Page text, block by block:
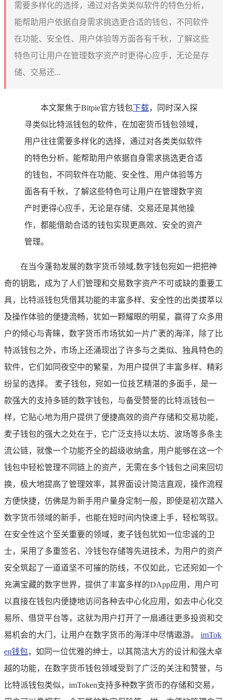
需要多样化的选择，通过对各类类似软件的特色分析，
能帮助用户依据自身需求挑选更合适的钱包，不同软件
在功能、安全性、用户体验等方面各有千秋，了解这些
特色可让用户在管理数字资产时更得心应手，无论是存
储、交易还...
本文聚焦于Bitpie官方钱包下载，同时深入探
寻类似比特派钱包的软件，在加密货币钱包领域，
用户往往需要多样化的选择，通过对各类类似软件
的特色分析，能帮助用户依据自身需求挑选更合适
的钱包，不同软件在功能、安全性、用户体验等方
面各有千秋，了解这些特色可让用户在管理数字资
产时更得心应手，无论是存储、交易还是其他操
作，都能借助合适的钱包实现更高效、安全的资产
管理。
在当今蓬勃发展的数字货币领域,数字钱包宛如一把把神
奇的钥匙，成为了人们管理和交易数字资产不可或缺的重要工
具，比特派钱包凭借其功能的丰富多样、安全性的出类拔萃以
及操作体验的便捷流畅，犹如一颗耀眼的明星，赢得了众多用
户的倾心与青睐，数字货币市场犹如一片广袤的海洋，除了比
特派钱包之外，市场上还涌现出了许多与之类似、独具特色的
软件，它们如同夜空中的繁星，为用户提供了丰富多样、精彩
纷呈的选择。 麦子钱包，宛如一位技艺精湛的多面手，是一
款强大的支持多链的数字钱包，与备受赞誉的比特派钱包一
样，它贴心地为用户提供了便捷高效的资产存储和交易功能，
麦子钱包的强大之处在于，它广泛支持以太坊、波场等多条主
流公链，就像一个功能齐全的超级收纳盒，用户能够在这一个
钱包中轻松管理不同链上的资产，无需在多个钱包之间来回切
换，极大地提高了管理效率，其界面设计简洁直观，操作流程
方便快捷，仿佛是为新手用户量身定制一般，即使是初次踏入
数字货币领域的新手，也能在短时间内快速上手，轻松驾驭。
在安全性这个至关重要的领域，麦子钱包犹如一位忠诚的卫
士，采用了多重签名、冷钱包存储等先进技术，为用户的资产
安全筑起了一道道坚不可摧的防线，不仅如此，它还宛如一个
充满宝藏的数字世界，提供了丰富多样的DApp应用，用户可
以直接在钱包内便捷地访问各种去中心化应用，如去中心化交
易所、借贷平台等，这就为用户打开了一扇通往更多投资和交
易机会的大门，让用户在数字货币的海洋中尽情遨游。 imTok
en钱包，如同一位优雅的绅士，以其简洁大方的设计和强大卓
越的功能，在数字货币钱包领域受到了广泛的关注和赞誉，与
比特派钱包类似，imToken支持多种数字货币的存储和交易，